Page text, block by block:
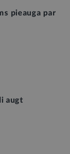
pieauga par
augt